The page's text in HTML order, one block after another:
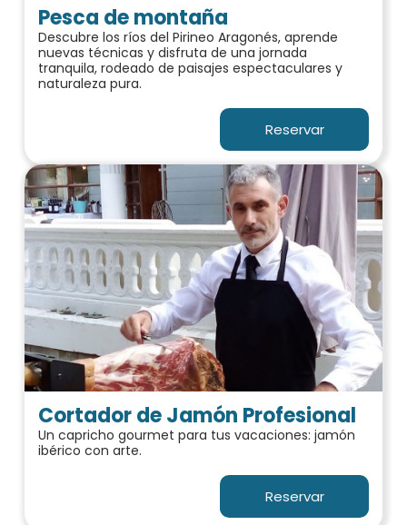
Pesca de montaña
Descubre los ríos del Pirineo Aragonés, aprende
nuevas técnicas y disfruta de una jornada
tranquila, rodeado de paisajes espectaculares y
naturaleza pura.
Reservar
Cortador de Jamón Profesional
Un capricho gourmet para tus vacaciones: jamón
ibérico con arte.
Reservar